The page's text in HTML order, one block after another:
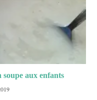
aux enfants